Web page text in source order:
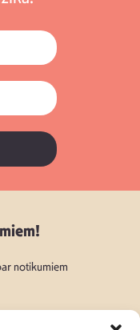
notikumiem